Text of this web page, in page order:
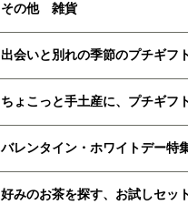
その他 雑貨
出会いと別れの季節のプチギフ
ちょこっと手土産に、プチギフ
バレンタイン・ホワイトデー特
好みのお茶を探す、お試しセッ